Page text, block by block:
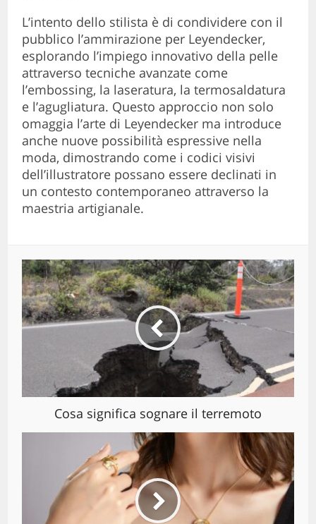
L’intento dello stilista è di condividere con il
pubblico l’ammirazione per Leyendecker,
esplorando l’impiego innovativo della pelle
attraverso tecniche avanzate come
l’embossing, la laseratura, la termosaldatura
e l’agugliatura. Questo approccio non solo
omaggia l’arte di Leyendecker ma introduce
anche nuove possibilità espressive nella
moda, dimostrando come i codici visivi
dell’illustratore possano essere declinati in
un contesto contemporaneo attraverso la
maestria artigianale.
Cosa significa sognare il terremoto